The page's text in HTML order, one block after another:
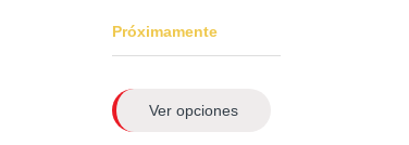
Próximamente
Ver opciones